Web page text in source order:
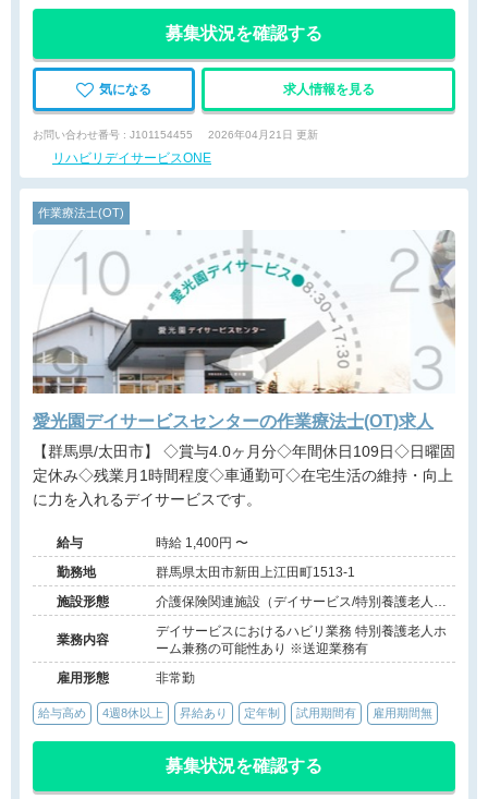
募集状況を確認する
気になる 求人情報を見る
お問い合わせ番号 : J101154455 2026年04月21日 更新
リハビリデイサービスONE
作業療法士(OT)
愛光園デイサービスセンターの作業療法士(OT)求人
【群馬県/太田市】 ◇賞与4.0ヶ月分◇年間休日109日◇日曜固
定休み◇残業月1時間程度◇車通勤可◇在宅生活の維持・向上
に力を入れるデイサービスです。
給与
時給 1,400円 〜
勤務地
群馬県太田市新田上江田町1513-1
施設形態
介護保険関連施設（デイサービス/特別養護老人ホ
ーム）
業務内容
デイサービスにおけるハビリ業務 特別養護老人ホ
ーム兼務の可能性あり ※送迎業務有
雇用形態
非常勤
給与高め 4週8休以上 昇給あり 定年制 試用期間有 雇用期間無
募集状況を確認する